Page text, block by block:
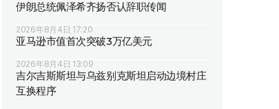
伊朗总统佩泽希齐扬否认辞职传闻
2026年8月4日 17:20
亚马逊市值首次突破3万亿美元
2026年8月4日 13:09
吉尔吉斯斯坦与乌兹别克斯坦启动边境村庄
互换程序